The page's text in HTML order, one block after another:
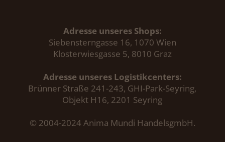
Adresse unseres Shops:
Siebensterngasse 16, 1070 Wien
Klosterwiesgasse 5, 8010 Graz
Adresse unseres Logistikcenters:
Brünner Straße 241-243, GHI-Park-Seyring,
Objekt H16, 2201 Seyring
© 2004-2024 Anima Mundi HandelsgmbH.